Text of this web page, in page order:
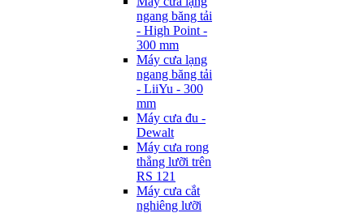
ngang băng tải
- High Point -
300 mm
Máy cưa lạng
ngang băng tải
- LiiYu - 300
mm
Máy cưa đu -
Dewalt
Máy cưa rong
thẳng lưỡi trên
RS 121
Máy cưa cắt
nghiêng lưỡi